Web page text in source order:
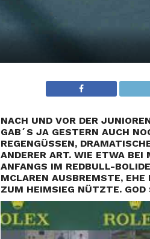
NACH UND VOR DER
GAB´S JA GESTERN AUCH
REGENGÜSSEN,
ANDERER ART. WIE ETWA
ANFANGS IM REDBULL-
MCLAREN AUSBREMSTE,
ZUM HEIMSIEG NÜTZTE. GOD